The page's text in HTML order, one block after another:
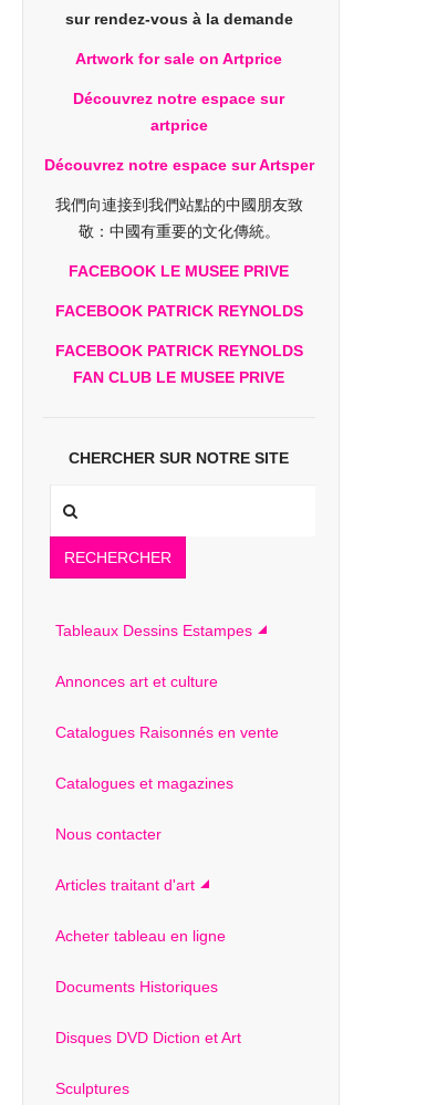
sur rendez-vous à la demande
Artwork for sale on Artprice
Découvrez notre espace sur
artprice
Découvrez notre espace sur Artsper
我們向連接到我們站點的中國朋友致
敬：中國有重要的文化傳統。
FACEBOOK LE MUSEE PRIVE
FACEBOOK PATRICK REYNOLDS
FACEBOOK PATRICK REYNOLDS
FAN CLUB LE MUSEE PRIVE
CHERCHER SUR NOTRE SITE
RECHERCHER
Tableaux Dessins Estampes
Annonces art et culture
Catalogues Raisonnés en vente
Catalogues et magazines
Nous contacter
Articles traitant d'art
Acheter tableau en ligne
Documents Historiques
Disques DVD Diction et Art
Sculptures